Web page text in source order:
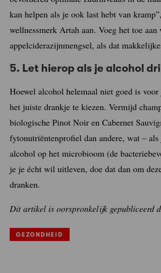
kan helpen als je ook last hebt van
wellnessmerk Artah aan. Voeg het toe
appelciderazijnmengsel, als dat
5. Let hierop als je alcohol
Hoewel alcohol helemaal niet goed is
het juiste drankje te kiezen. Vermijd
biologische Pinot Noir en Cabernet
fytonutriëntenprofiel dan andere, wat –
alcohol op het microbioom (de
je je écht wil uitleven, doe dat dan om
dranken.
Dit artikel is oorspronkelijk gepubliceerd
GEZONDHEID